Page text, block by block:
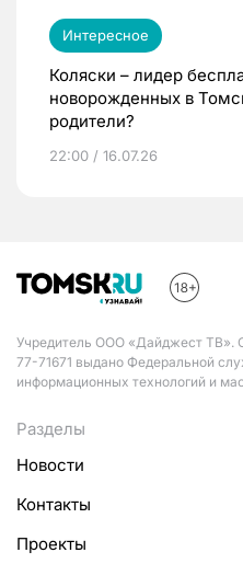
Интересное
Коляски – лидер
новорожденных в
родители?
22:00 / 16.07.26
Учредитель ООО «Дайджест
77-71671 выдано Федеральной
информационных технологий и
Разделы
Новости
Контакты
Проекты